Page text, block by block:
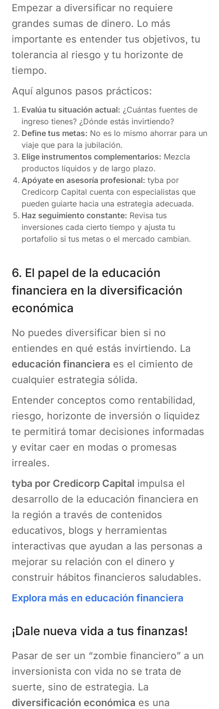
Empezar a diversificar no requiere
grandes sumas de dinero. Lo más
importante es entender tus objetivos, tu
tolerancia al riesgo y tu horizonte de
tiempo.
Aquí algunos pasos prácticos:
Evalúa tu situación actual: ¿Cuántas fuentes de
ingreso tienes? ¿Dónde estás invirtiendo?
Define tus metas: No es lo mismo ahorrar para un
viaje que para la jubilación.
Elige instrumentos complementarios: Mezcla
productos líquidos y de largo plazo.
Apóyate en asesoría profesional: tyba por
Credicorp Capital cuenta con especialistas que
pueden guiarte hacia una estrategia adecuada.
Haz seguimiento constante: Revisa tus
inversiones cada cierto tiempo y ajusta tu
portafolio si tus metas o el mercado cambian.
6. El papel de la educación
financiera en la diversificación
económica
No puedes diversificar bien si no
entiendes en qué estás invirtiendo. La
educación financiera es el cimiento de
cualquier estrategia sólida.
Entender conceptos como rentabilidad,
riesgo, horizonte de inversión o liquidez
te permitirá tomar decisiones informadas
y evitar caer en modas o promesas
irreales.
tyba por Credicorp Capital impulsa el
desarrollo de la educación financiera en
la región a través de contenidos
educativos, blogs y herramientas
interactivas que ayudan a las personas a
mejorar su relación con el dinero y
construir hábitos financieros saludables.
Explora más en educación financiera
¡Dale nueva vida a tus finanzas!
Pasar de ser un “zombie financiero” a un
inversionista con vida no se trata de
suerte, sino de estrategia. La
diversificación económica es una